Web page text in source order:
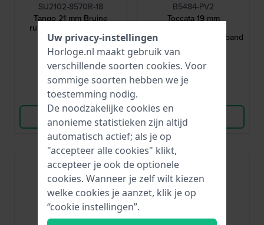
SU2102-8570R-18
Tango 21 mm Bruine
rubberen band zonder
sluiting
273,-
● Op voorraad
Vergelijk
Bekijk Product
B5484-PV2
Toccata 19 mm
roestvrijstalen schakelband
● Op voorraad
Bekijk Product
Uw privacy-instellingen
Horloge.nl maakt gebruik van
verschillende soorten cookies. Voor
sommige soorten hebben we je
toestemming nodig.
De noodzakelijke cookies en
anonieme statistieken zijn altijd
automatisch actief; als je op
"accepteer alle cookies" klikt,
accepteer je ook de optionele
cookies. Wanneer je zelf wilt kiezen
welke cookies je aanzet, klik je op
“cookie instellingen”.